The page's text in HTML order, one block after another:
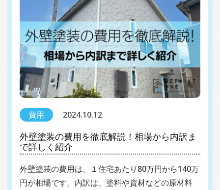
費用 2024.10.12
外壁塗装の費用を徹底解説！相場から内訳ま
で詳しく紹介
外壁塗装の費用は、１住宅あたり80万円から140万
円が相場です。内訳は、塗料や資材などの原材料